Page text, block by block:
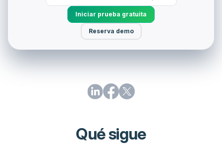
Iniciar prueba gratuita
Reserva demo
Qué sigue